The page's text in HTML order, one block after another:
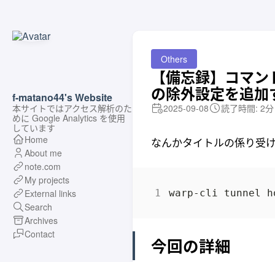
f-matano44's Website
本サイトではアクセス解析のた
めに Google Analytics を使用
しています
Home
About me
note.com
My projects
External links
Search
Archives
Contact
Others
【備忘録】コマ
の除外設定を追加
2025-09-08 読了時間: 2分
なんかタイトルの係り受
今回の詳細